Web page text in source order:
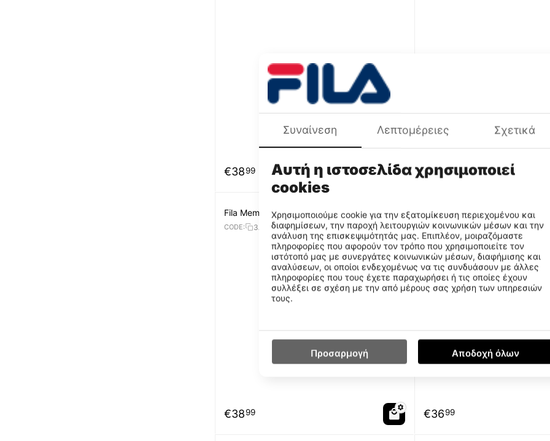
€3899 €3699
Fila Memory Arrow Παιδικά Παπούτσια
CODE: 3AF51016-095
€3899
Fila Memory Twink Παιδικά
CODE: 3AF51014-810
€3699
Συναίνεση Λεπτομέρειες Σχετικά
Αυτή η ιστοσελίδα χρησιμοποιεί
cookies
Χρησιμοποιούμε cookie για την εξατομίκευση περιεχομένου και
διαφημίσεων, την παροχή λειτουργιών κοινωνικών μέσων και την
ανάλυση της επισκεψιμότητάς μας. Επιπλέον, μοιραζόμαστε
πληροφορίες που αφορούν τον τρόπο που χρησιμοποιείτε τον
ιστότοπό μας με συνεργάτες κοινωνικών μέσων, διαφήμισης και
αναλύσεων, οι οποίοι ενδεχομένως να τις συνδυάσουν με άλλες
πληροφορίες που τους έχετε παραχωρήσει ή τις οποίες έχουν
συλλέξει σε σχέση με την από μέρους σας χρήση των υπηρεσιών
τους.
Προσαρμογή Αποδοχή όλων